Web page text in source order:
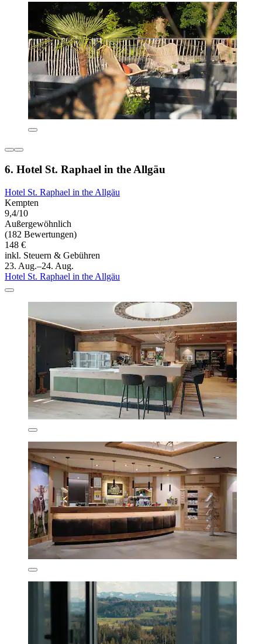
6. Hotel St. Raphael in the Allgäu
Hotel St. Raphael in the Allgäu
Kempten
9,4/10
Außergewöhnlich
(182 Bewertungen)
148 €
inkl. Steuern & Gebühren
23. Aug.–24. Aug.
Hotel St. Raphael in the Allgäu